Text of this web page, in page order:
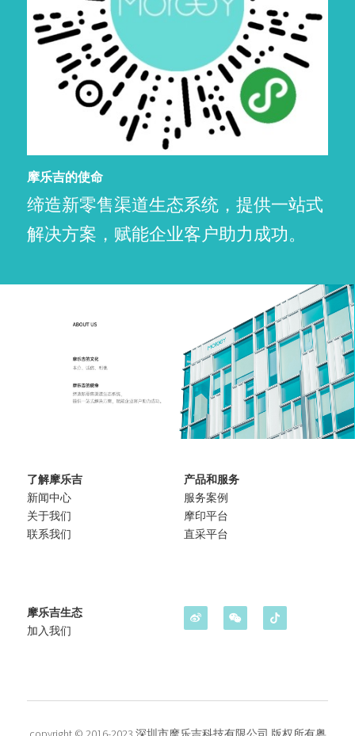
摩乐吉的使命
缔造新零售渠道生态系统，提供一站式
解决方案，赋能企业客户助力成功。
了解摩乐吉
新闻中心
关于我们
联系我们
产品和服务
服务案例
摩印平台
直采平台
摩乐吉生态
加入我们